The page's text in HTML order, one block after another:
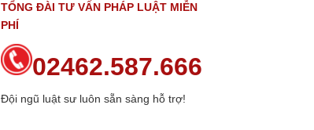
TỔNG ĐÀI TƯ VẤN PHÁP LUẬT MIỄN
PHÍ
02462.587.666
Đội ngũ luật sư luôn sẵn sàng hỗ trợ!